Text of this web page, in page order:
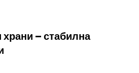
– стабилна